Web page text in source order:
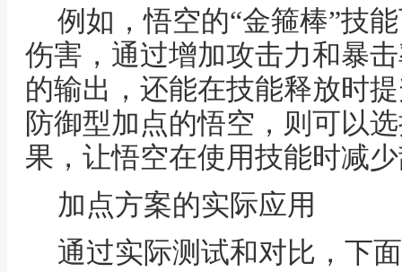
例如，悟空的“金箍棒”技
伤害，通过增加攻击力和暴
的输出，还能在技能释放时
防御型加点的悟空，则可以
果，让悟空在使用技能时减
加点方案的实际应用
通过实际测试和对比，下